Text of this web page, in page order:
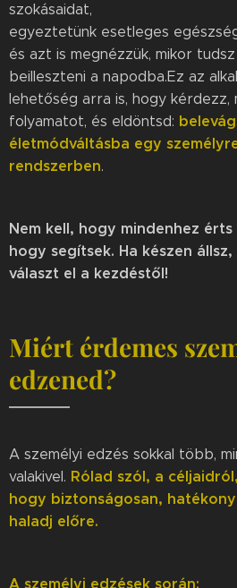
szokásaidat,
egyeztetünk esetleges
és azt is megnézzük, mikor
beilleszteni a napodba.Ez az
lehetőség arra is, hogy kérdezz,
folyamatot, és eldöntsd:
életmódváltásba egy
rendszerben.
Nem kell, hogy mindenhez
hogy segítsek. Ha készen
választ el a kezdéstől!
Miért érdemes
edzened?
A személyi edzés sokkal több,
valakivel. Rólad szól, a
hogy biztonságosan,
haladj előre.
A személyi edzések során: